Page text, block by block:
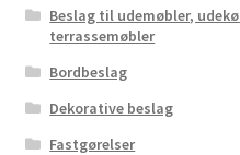
Beslag til udemøbler,
terrassemøbler
Bordbeslag
Dekorative beslag
Fastgørelser